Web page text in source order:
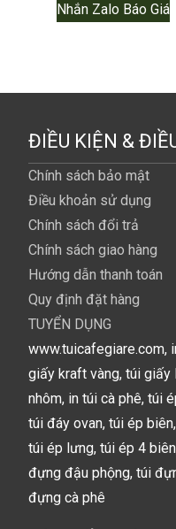
Nhắn Zalo Báo Giá
ĐIỀU KIỆN &
Chính sách bảo mật
Điều khoản sử dụng
Chính sách đổi trả
Chính sách giao hàng
Hướng dẫn thanh toán
Quy định đặt hàng
TUYỂN DỤNG
www.tuicafegiare.com,
giấy kraft vàng, túi giấy
nhôm, in túi cà phê, túi
túi đáy ovan, túi ép
túi ép lưng, túi ép 4
đựng đậu phộng, túi
đựng cà phê